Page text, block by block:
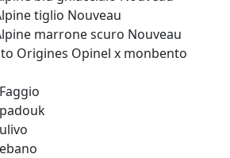
tiglio Nouveau
marrone scuro Nouveau
Origines Opinel x monbento